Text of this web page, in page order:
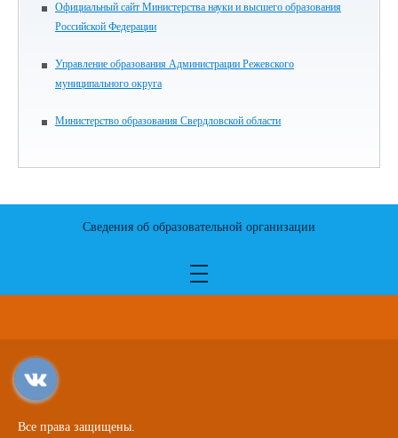
Официальный сайт Министерства науки и высшего образования
Российской Федерации
Управление образования Администрации Режевского
муниципального округа
Министерство образования Свердловской области
Сведения об образовательной организации
Все права защищены.